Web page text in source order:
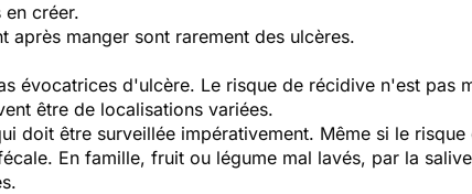
créer.
après manger sont rarement des ulcères.
évocatrices d'ulcère. Le risque de récidive n'est pas
être de localisations variées.
doit être surveillée impérativement. Même si le
En famille, fruit ou légume mal lavés, par la